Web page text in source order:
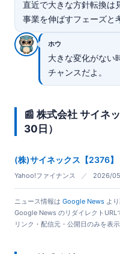
直近で大きな方針転換は
事業を伸ばすフェーズと
ホウ
大きな変化がない
チャンスだよ。
📰 株式会社 サイネ
30日）
(株)サイネックス【2376】
Yahoo!ファイナンス ／ 2026/
ニュース情報は Google News よ
Google News のリダイレクトURL
リンク・配信元・公開日のみを表